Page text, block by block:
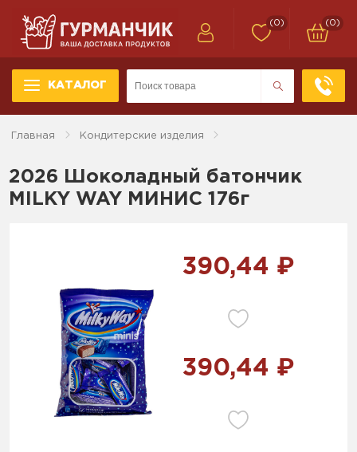
КАТАЛОГ
(0) (0)
Главная Кондитерские изделия
2026 Шоколадный батончик
MILKY WAY МИНИС 176г
390,44 ₽
390,44 ₽